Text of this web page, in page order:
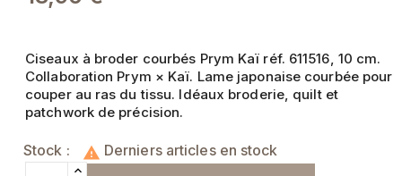
Ciseaux à broder courbés Prym Kaï réf. 611516, 10 cm.
Collaboration Prym × Kaï. Lame japonaise courbée pour
couper au ras du tissu. Idéaux broderie, quilt et
patchwork de précision.
Stock :  Derniers articles en stock